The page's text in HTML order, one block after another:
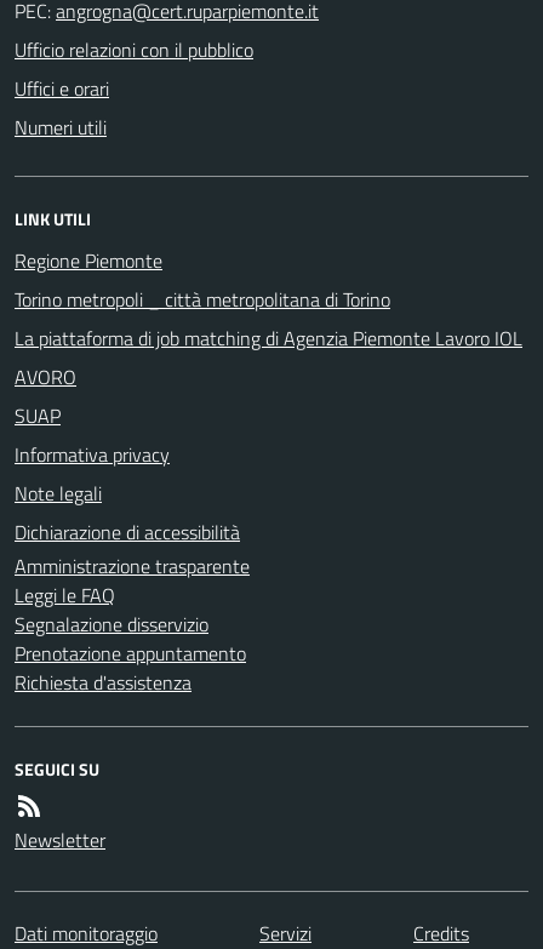
PEC:
Ufficio relazioni con il pubblico
Uffici e orari
Numeri utili
LINK UTILI
Regione Piemonte
Torino metropoli _ città metropolitana di Torino
La piattaforma di job matching di Agenzia Piemonte Lavoro IOL
AVORO
SUAP
Informativa privacy
Note legali
Dichiarazione di accessibilità
Amministrazione trasparente
Leggi le FAQ
Segnalazione disservizio
Prenotazione appuntamento
Richiesta d'assistenza
SEGUICI SU
Newsletter
Dati monitoraggio Servizi
Credits